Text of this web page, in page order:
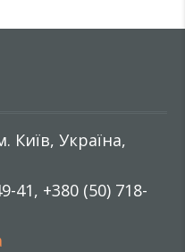
Київ, Україна,
41, +380 (50) 718-